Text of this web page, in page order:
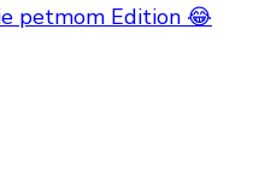
petmom Edition 😂